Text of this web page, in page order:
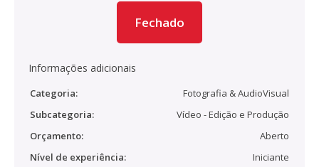
Fechado
Informações adicionais
Categoria:
Fotografia & AudioVisual
Subcategoria:
Vídeo - Edição e Produção
Orçamento:
Aberto
Nível de experiência:
Iniciante